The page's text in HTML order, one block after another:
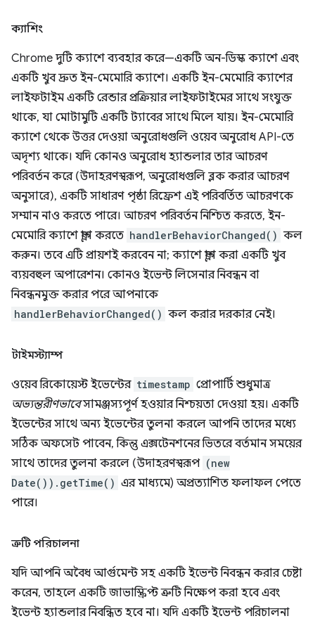
ক্যাশিং
Chrome দুটি ক্যাশে ব্যবহার করে—একটি অন-ডিস্ক ক্যাশে এবং
একটি খুব দ্রুত ইন-মেমোরি ক্যাশে। একটি ইন-মেমোরি ক্যাশের
লাইফটাইম একটি রেন্ডার প্রক্রিয়ার লাইফটাইমের সাথে সংযুক্ত
থাকে, যা মোটামুটি একটি ট্যাবের সাথে মিলে যায়। ইন-মেমোরি
ক্যাশে থেকে উত্তর দেওয়া অনুরোধগুলি ওয়েব অনুরোধ API-তে
অদৃশ্য থাকে। যদি কোনও অনুরোধ হ্যান্ডলার তার আচরণ
পরিবর্তন করে (উদাহরণস্বরূপ, অনুরোধগুলি ব্লক করার আচরণ
অনুসারে), একটি সাধারণ পৃষ্ঠা রিফ্রেশ এই পরিবর্তিত আচরণকে
সম্মান নাও করতে পারে। আচরণ পরিবর্তন নিশ্চিত করতে, ইন-
মেমোরি ক্যাশে ফ্লাশ করতে handlerBehaviorChanged() কল
করুন। তবে এটি প্রায়শই করবেন না; ক্যাশে ফ্লাশ করা একটি খুব
ব্যয়বহুল অপারেশন। কোনও ইভেন্ট লিসেনার নিবন্ধন বা
নিবন্ধনমুক্ত করার পরে আপনাকে
handlerBehaviorChanged() কল করার দরকার নেই।
টাইমস্ট্যাম্প
ওয়েব রিকোয়েস্ট ইভেন্টের timestamp প্রোপার্টি শুধুমাত্র
অভ্যন্তরীণভাবেসামঞ্জস্যপূর্ণ হওয়ার নিশ্চয়তা দেওয়া হয়। একটি
ইভেন্টের সাথে অন্য ইভেন্টের তুলনা করলে আপনি তাদের মধ্যে
সঠিক অফসেট পাবেন, কিন্তু এক্সটেনশনের ভিতরে বর্তমান সময়ের
সাথে তাদের তুলনা করলে (উদাহরণস্বরূপ (new
Date()).getTime() এর মাধ্যমে) অপ্রত্যাশিত ফলাফল পেতে
পারে।
ত্রুটি পরিচালনা
যদি আপনি অবৈধ আর্গুমেন্ট সহ একটি ইভেন্ট নিবন্ধন করার চেষ্টা
করেন, তাহলে একটি জাভাস্ক্রিপ্ট ত্রুটি নিক্ষেপ করা হবে এবং
ইভেন্ট হ্যান্ডলার নিবন্ধিত হবে না। যদি একটি ইভেন্ট পরিচালনা